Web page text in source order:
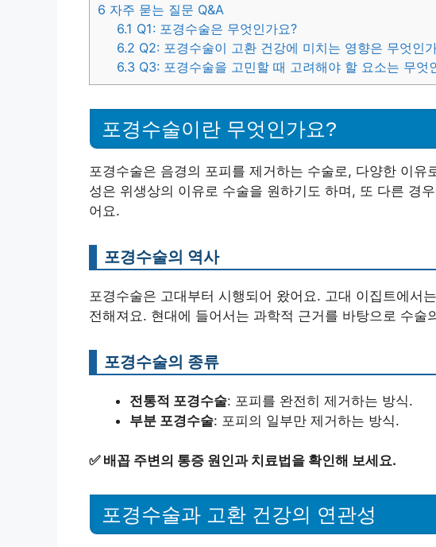
6 자주 묻는 질문 Q&A
6.1 Q1: 포경수술은 무엇인가요?
6.2 Q2: 포경수술이 고환 건강에 미치는 영향은 무엇인
6.3 Q3: 포경수술을 고민할 때 고려해야 할 요소는 무엇
포경수술이란 무엇인가요?
포경수술은 음경의 포피를 제거하는 수술로, 다양한 이
성은 위생상의 이유로 수술을 원하기도 하며, 또 다른 경
어요.
포경수술의 역사
포경수술은 고대부터 시행되어 왔어요. 고대 이집트에서
전해져요. 현대에 들어서는 과학적 근거를 바탕으로 수술
포경수술의 종류
전통적 포경수술: 포피를 완전히 제거하는 방식.
부분 포경수술: 포피의 일부만 제거하는 방식.
✅ 배꼽 주변의 통증 원인과 치료법을 확인해 보세요.
포경수술과 고환 건강의 연관성